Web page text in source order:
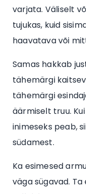
varjata. Väliselt
tujukas, kuid
haavatava või
Samas hakkab
tähemärgi
tähemärgi
äärmiselt truu.
inimeseks peab,
südamest.
Ka esimesed
väga sügavad.